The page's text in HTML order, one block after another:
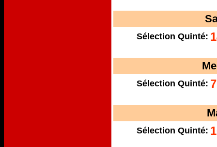
Sélection Quinté:
Sélection Quinté:
Sélection Quinté: